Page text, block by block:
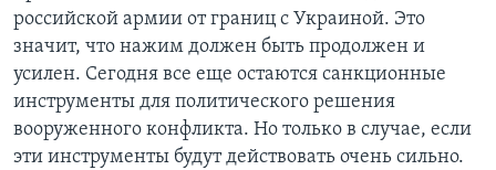
российской армии от границ с Украиной. Это
значит, что нажим должен быть продолжен и
усилен. Сегодня все еще остаются санкционные
инструменты для политического решения
вооруженного конфликта. Но только в случае, если
эти инструменты будут действовать очень сильно.